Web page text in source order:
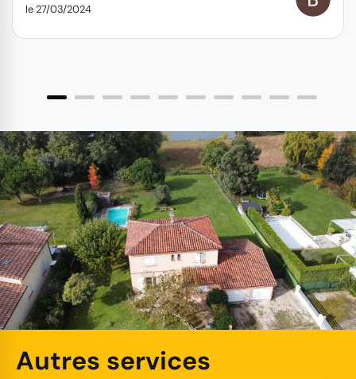
le 27/03/2024
Autres services